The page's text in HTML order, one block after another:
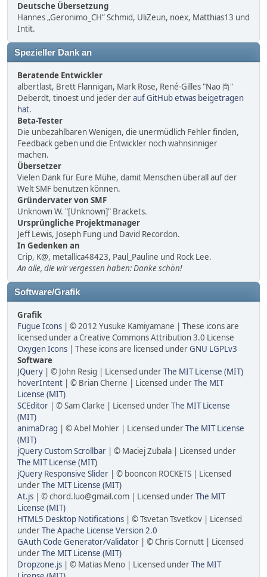
Deutsche Übersetzung
Hannes „Geronimo_CH“ Schmid, UliZeun, noex, Matthias13 und
Intit.
Spezieller Dank an
Beratende Entwickler
albertlast, Brett Flannigan, Mark Rose, René-Gilles "Nao 尚"
Deberdt, tinoest und jeder derauf GitHub etwas beigetragen
hat.
Beta-Tester
Die unbezahlbaren Wenigen, die unermüdlich Fehler finden,
Feedback geben und die Entwickler noch wahnsinniger
machen.
Übersetzer
Vielen Dank für Eure Mühe, damit Menschen überall auf der
Welt SMF benutzen können.
Gründervater von SMF
Unknown W. "[Unknown]" Brackets.
Ursprüngliche Projektmanager
Jeff Lewis, Joseph Fung und David Recordon.
In Gedenken an
Crip, K@, metallica48423, Paul_Pauline und Rock Lee.
An alle, die wir vergessen haben: Danke schön!
Software/Grafik
Grafik
Fugue Icons | © 2012 Yusuke Kamiyamane | These icons are
licensed under a Creative Commons Attribution 3.0 License
Oxygen Icons | These icons are licensed underGNU LGPLv3
Software
JQuery | © John Resig | Licensed underThe MIT License (MIT)
hoverIntent | © Brian Cherne | Licensed underThe MIT
License (MIT)
SCEditor | © Sam Clarke | Licensed underThe MIT License
(MIT)
animaDrag | © Abel Mohler | Licensed underThe MIT License
(MIT)
jQuery Custom Scrollbar | © Maciej Zubala | Licensed under
The MIT License (MIT)
jQuery Responsive Slider | © booncon ROCKETS | Licensed
underThe MIT License (MIT)
At.js | © chord.luo@gmail.com | Licensed underThe MIT
License (MIT)
HTML5 Desktop Notifications | © Tsvetan Tsvetkov | Licensed
underThe Apache License Version 2.0
GAuth Code Generator/Validator | © Chris Cornutt | Licensed
underThe MIT License (MIT)
Dropzone.js | © Matias Meno | Licensed underThe MIT